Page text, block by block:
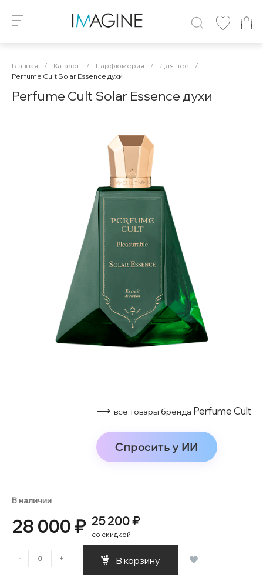
Главная / Каталог / Парфюмерия / Для неё
/
Perfume Cult Solar Essence духи
Perfume Cult Solar Essence духи
⟶ все товары бренда Perfume Cult
Спросить у ИИ
В наличии
28 000 ₽ 25 200 ₽
со скидкой
- + В корзину